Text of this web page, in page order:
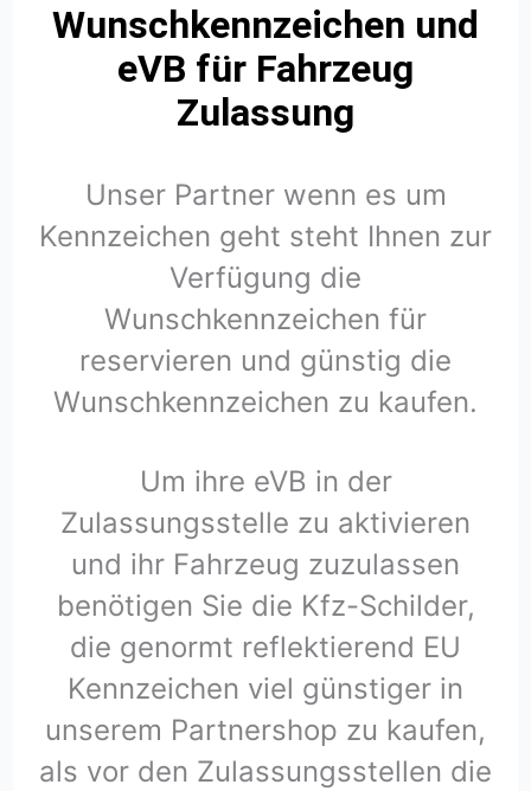
Wunschkennzeichen und
eVB für Fahrzeug
Zulassung
Unser Partner wenn es um
Kennzeichen geht steht Ihnen zur
Verfügung die
Wunschkennzeichen für
reservieren und günstig die
Wunschkennzeichen zu kaufen.
Um ihre eVB in der
Zulassungsstelle zu aktivieren
und ihr Fahrzeug zuzulassen
benötigen Sie die Kfz-Schilder,
die genormt reflektierend EU
Kennzeichen viel günstiger in
unserem Partnershop zu kaufen,
als vor den Zulassungsstellen die